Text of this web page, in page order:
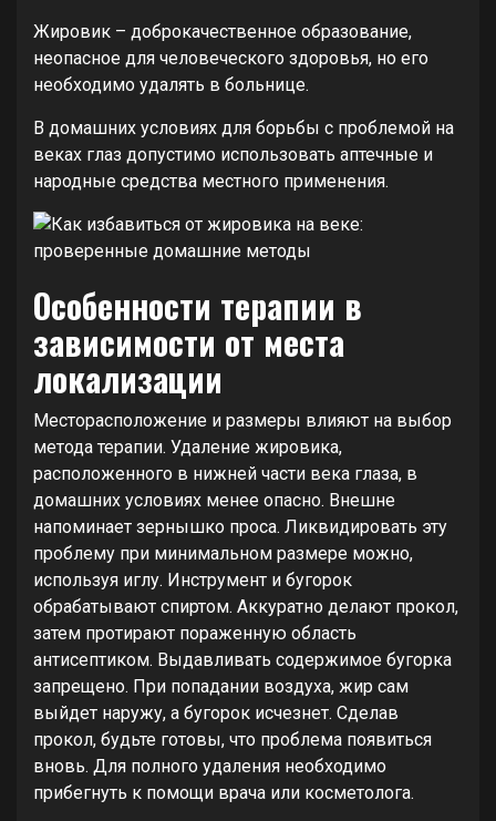
Жировик – доброкачественное образование,
неопасное для человеческого здоровья, но его
необходимо удалять в больнице.
В домашних условиях для борьбы с проблемой на
веках глаз допустимо использовать аптечные и
народные средства местного применения.
Особенности терапии в
зависимости от места
локализации
Месторасположение и размеры влияют на выбор
метода терапии. Удаление жировика,
расположенного в нижней части века глаза, в
домашних условиях менее опасно. Внешне
напоминает зернышко проса. Ликвидировать эту
проблему при минимальном размере можно,
используя иглу. Инструмент и бугорок
обрабатывают спиртом. Аккуратно делают прокол,
затем протирают пораженную область
антисептиком. Выдавливать содержимое бугорка
запрещено. При попадании воздуха, жир сам
выйдет наружу, а бугорок исчезнет. Сделав
прокол, будьте готовы, что проблема появиться
вновь. Для полного удаления необходимо
прибегнуть к помощи врача или косметолога.